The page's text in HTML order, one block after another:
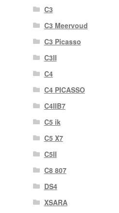
C3
C3 Meervoud
C3 Picasso
C3II
C4
C4 PICASSO
C4IIB7
C5 ik
C5 X7
C5II
C8 807
DS4
XSARA